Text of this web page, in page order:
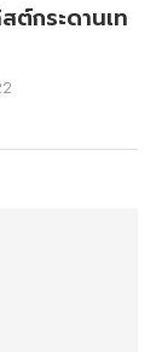
ต์กระดานเท